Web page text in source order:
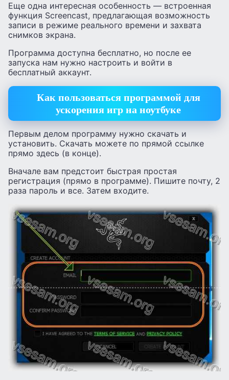
Еще одна интересная особенность — встроенная
функция Screencast, предлагающая возможность
записи в режиме реального времени и захвата
снимков экрана.
Программа доступна бесплатно, но после ее
запуска нам нужно настроить и войти в
бесплатный аккаунт.
Как пользоваться программой для
ускорения игр на ноутбуке
Первым делом программу нужно скачать и
установить. Скачать можете по прямой ссылке
прямо здесь (в конце).
Вначале вам предстоит быстрая простая
регистрация (прямо в программе). Пишите почту, 2
раза пароль и все. Затем входите.